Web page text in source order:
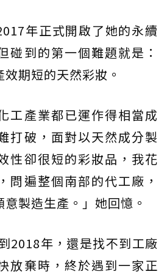
年正式開啟了她的永續
碰到的第一個難題就是：
期短的天然彩妝。
工產業都已運作得相當成
打破，面對以天然成分製
性卻很短的彩妝品，我花
問遍整個南部的代工廠，
製造生產。」她回憶。
2018年，還是找不到工廠
放棄時，終於遇到一家正